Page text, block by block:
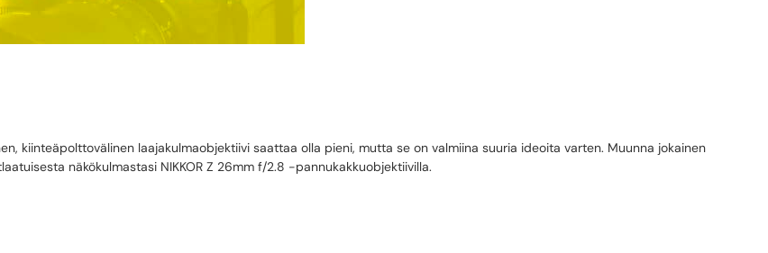
kiinteäpolttovälinen laajakulmaobjektiivi saattaa olla pieni, mutta se on valmiina suuria ideoita varten. Muunna jokainen
näkökulmastasi NIKKOR Z 26mm f/2.8 -pannukakkuobjektiivilla.